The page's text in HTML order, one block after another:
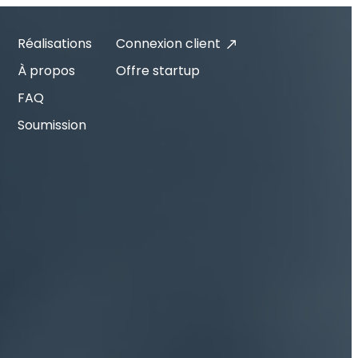
Réalisations
À propos
FAQ
Soumission
Connexion client
Offre startup